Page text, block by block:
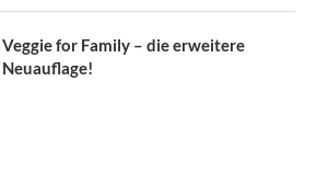
Veggie for Family – die erweitere
Neuauflage!